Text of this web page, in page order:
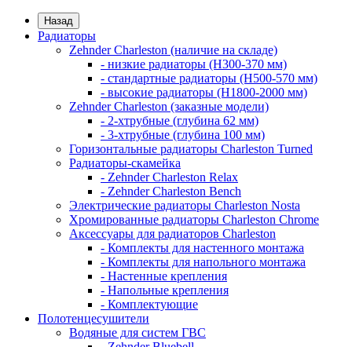
Назад
Радиаторы
Zehnder Charleston (наличие на складе)
- низкие радиаторы (H300-370 мм)
- стандартные радиаторы (H500-570 мм)
- высокие радиаторы (H1800-2000 мм)
Zehnder Charleston (заказные модели)
- 2-хтрубные (глубина 62 мм)
- 3-хтрубные (глубина 100 мм)
Горизонтальные радиаторы Charleston Turned
Радиаторы-скамейка
- Zehnder Charleston Relax
- Zehnder Charleston Bench
Электрические радиаторы Charleston Nosta
Хромированные радиаторы Charleston Chrome
Аксессуары для радиаторов Charleston
- Комплекты для настенного монтажа
- Комплекты для напольного монтажа
- Настенные крепления
- Напольные крепления
- Комплектующие
Полотенцесушители
Водяные для систем ГВС